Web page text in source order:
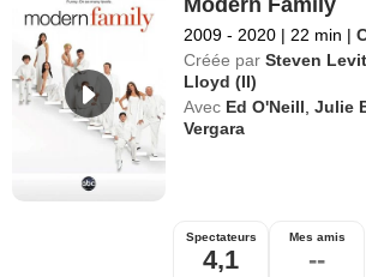
Modern Family
2009 - 2020 | 22 min |
Créée par Steven
Lloyd (II)
Avec Ed O'Neill,Julie
Vergara
Spectateurs
4,1
Mes amis
--